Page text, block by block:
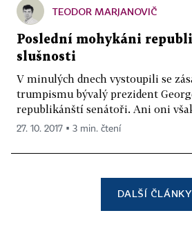
TEODOR MARJANOVIČ
Poslední mohykáni
slušnosti
V minulých dnech vystoupili se
trumpismu bývalý prezident
republikánští senátoři. Ani oni
27. 10. 2017 ▪ 3 min. čtení
DALŠÍ ČLÁNKY